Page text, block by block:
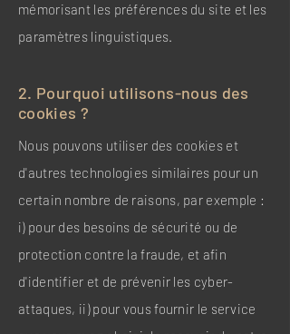
mémorisant les préférences du site et les
paramètres linguistiques.
2. Pourquoi utilisons-nous des
cookies ?
Nous pouvons utiliser des cookies et
d'autres technologies similaires pour un
certain nombre de raisons, par exemple :
i) pour des besoins de sécurité ou de
protection contre la fraude, et afin
d'identifier et de prévenir les cyber-
attaques, ii) pour vous fournir le service